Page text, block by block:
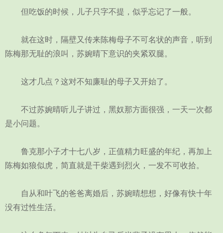
但吃饭的时候，儿子只字不提，似乎忘记了一般。
就在这时，隔壁又传来陈梅母子不可名状的声音，听到
陈梅那无耻的浪叫，苏婉晴下意识的夹紧双腿。
这才几点？这对不知廉耻的母子又开始了。
不过苏婉晴听儿子讲过，黑奴那方面很强，一天一次都
是小问题。
鲁克那小子才十七八岁，正值精力旺盛的年纪，再加上
陈梅如狼似虎，简直就是干柴遇到烈火，一发不可收拾。
自从和叶飞的爸爸离婚后，苏婉晴想想，好像有快十年
没有过性生活。